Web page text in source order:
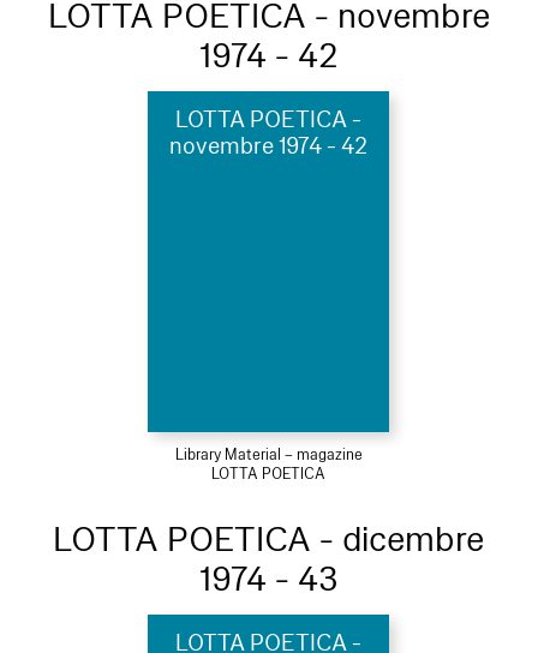
LOTTA POETICA - novembre
1974 - 42
LOTTA POETICA -
novembre 1974 - 42
Library Material – magazine
LOTTA POETICA
LOTTA POETICA - dicembre
1974 - 43
LOTTA POETICA -